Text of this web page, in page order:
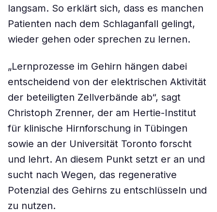
langsam. So erklärt sich, dass es manchen
Patienten nach dem Schlaganfall gelingt,
wieder gehen oder sprechen zu lernen.
„Lernprozesse im Gehirn hängen dabei
entscheidend von der elektrischen Aktivität
der beteiligten Zellverbände ab“, sagt
Christoph Zrenner, der am Hertie-Institut
für klinische Hirnforschung in Tübingen
sowie an der Universität Toronto forscht
und lehrt. An diesem Punkt setzt er an und
sucht nach Wegen, das regenerative
Potenzial des Gehirns zu entschlüsseln und
zu nutzen.